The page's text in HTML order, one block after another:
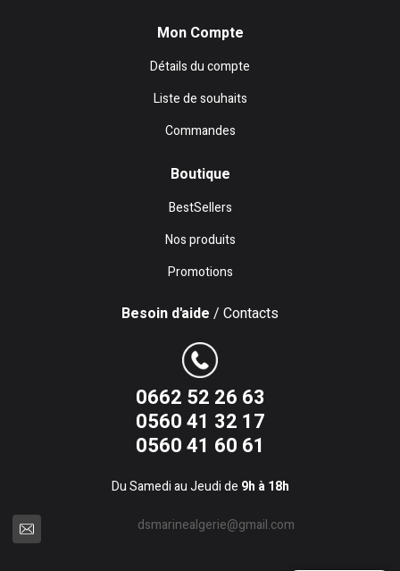
Mon Compte
Détails du compte
Liste de souhaits
Commandes
Boutique
BestSellers
Nos produits
Promotions
Besoin d'aide / Contacts
0662 52 26 63
0560 41 32 17
0560 41 60 61
Du Samedi au Jeudi de 9h à 18h
dsmarinealgerie@gmail.com